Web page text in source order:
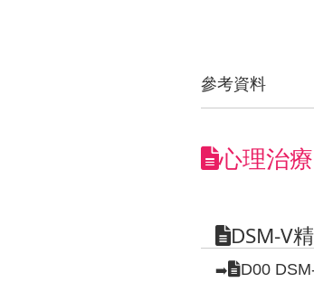
參考資料
心理治療
DSM-V
➡️ D00